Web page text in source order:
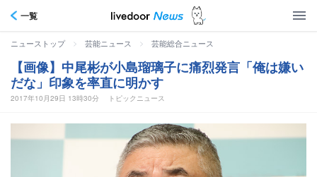
一覧
ニューストップ > 芸能ニュース > 芸能総合ニュース
【画像】中尾彬が小島瑠璃子に痛烈発言「俺は嫌い
だな」印象を率直に明かす
2017年10月29日 13時30分 トピックニュース